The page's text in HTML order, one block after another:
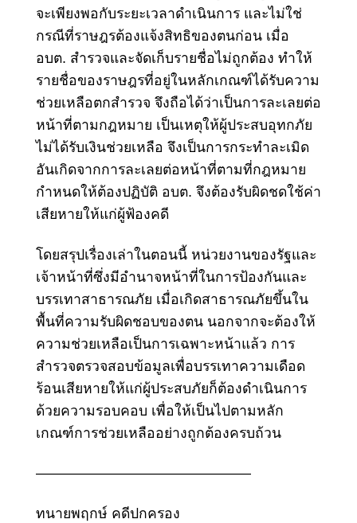
จะเพียงพอกับระยะเวลาดำเนินการ และไม่ใช่
กรณีที่ราษฎรต้องแจ้งสิทธิของตนก่อน เมื่อ
อบต. สำรวจและจัดเก็บรายชื่อไม่ถูกต้อง ทำให้
รายชื่อของราษฎรที่อยู่ในหลักเกณฑ์ได้รับความ
ช่วยเหลือตกสำรวจ จึงถือได้ว่าเป็นการละเลยต่อ
หน้าที่ตามกฎหมาย เป็นเหตุให้ผู้ประสบอุทกภัย
ไม่ได้รับเงินช่วยเหลือ จึงเป็นการกระทำละเมิด
อันเกิดจากการละเลยต่อหน้าที่ตามที่กฎหมาย
กำหนดให้ต้องปฏิบัติ อบต. จึงต้องรับผิดชดใช้ค่า
เสียหายให้แก่ผู้ฟ้องคดี
โดยสรุปเรื่องเล่าในตอนนี้ หน่วยงานของรัฐและ
เจ้าหน้าที่ซึ่งมีอำนาจหน้าที่ในการป้องกันและ
บรรเทาสาธารณภัย เมื่อเกิดสาธารณภัยขึ้นใน
พื้นที่ความรับผิดชอบของตน นอกจากจะต้องให้
ความช่วยเหลือเป็นการเฉพาะหน้าแล้ว การ
สำรวจตรวจสอบข้อมูลเพื่อบรรเทาความเดือด
ร้อนเสียหายให้แก่ผู้ประสบภัยก็ต้องดำเนินการ
ด้วยความรอบคอบ เพื่อให้เป็นไปตามหลัก
เกณฑ์การช่วยเหลืออย่างถูกต้องครบถ้วน
———————————————
ทนายพฤกษ์ คดีปกครอง